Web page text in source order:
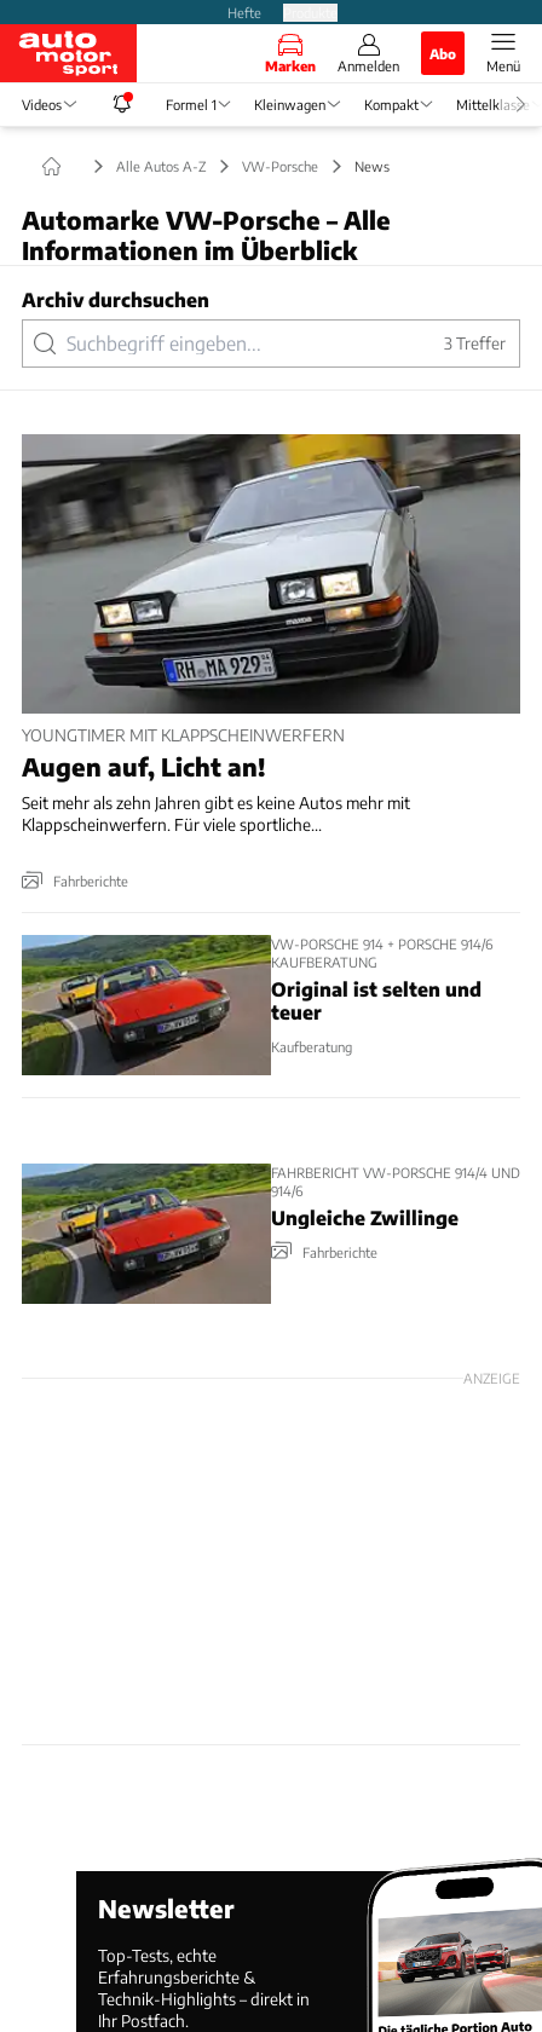
Hefte
Marken Anmelden
Abo
Menü
Videos Formel 1 Kleinwagen Kompakt Mittelklasse
Alle Autos A-Z VW-Porsche News
Automarke VW-Porsche – Alle
Informationen im Überblick
Archiv durchsuchen
3Treffer
YOUNGTIMER MIT KLAPPSCHEINWERFERN
Augen auf, Licht an!
Seit mehr als zehn Jahren gibt es keine Autos mehr mit
Klappscheinwerfern. Für viele sportliche...
Fahrberichte
VW-PORSCHE 914 + PORSCHE 914/6
KAUFBERATUNG
Original ist selten und
teuer
Kaufberatung
FAHRBERICHT VW-PORSCHE 914/4 UND
914/6
Ungleiche Zwillinge
Fahrberichte
ANZEIGE
Newsletter
Top-Tests, echte
Erfahrungsberichte &
Technik-Highlights – direkt in
Ihr Postfach.